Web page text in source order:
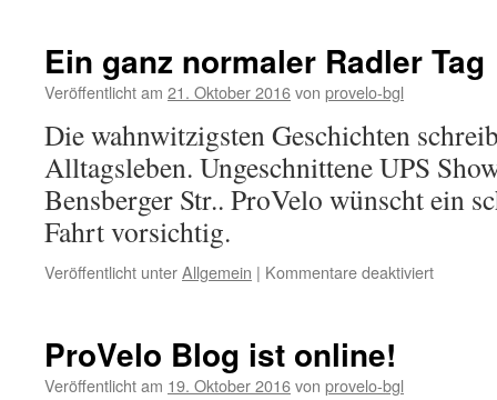
Ein ganz normaler Radler Tag
Veröffentlicht am 21. Oktober 2016von provelo-bgl
Die wahnwitzigsten Geschichten
Alltagsleben. Ungeschnittene UPS
Bensberger Str.. ProVelo wünscht ein
Fahrt vorsichtig.
Veröffentlicht unterAllgemein | Kommentare deaktiviertfür
ProVelo Blog ist online!
Veröffentlicht am 19. Oktober 2016von provelo-bgl